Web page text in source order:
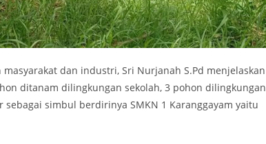
dan industri, Sri Nurjanah S.Pd menjelaskan
ditanam dilingkungan sekolah, 3 pohon dilingkungan
simbul berdirinya SMKN 1 Karanggayam yaitu